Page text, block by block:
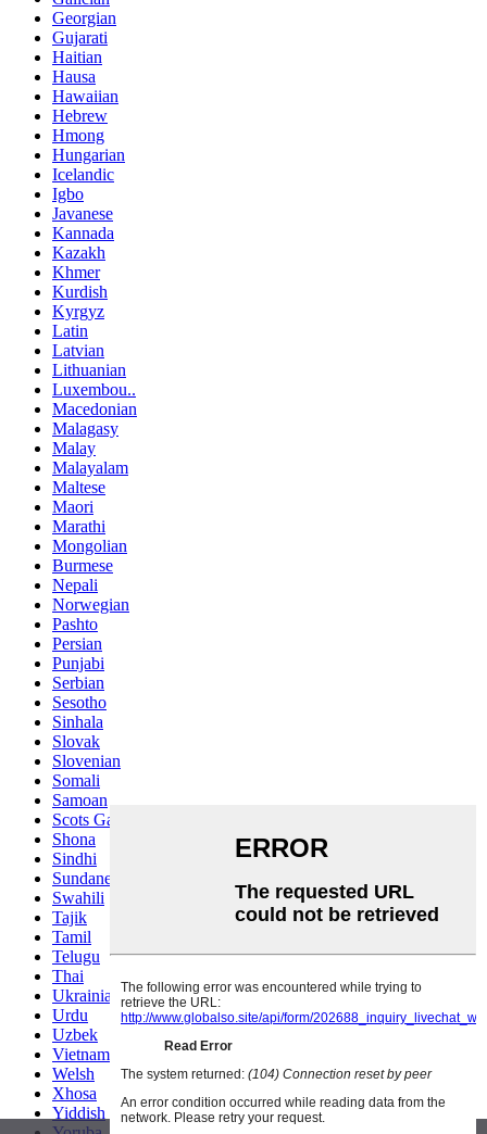
Georgian
Gujarati
Haitian
Hausa
Hawaiian
Hebrew
Hmong
Hungarian
Icelandic
Igbo
Javanese
Kannada
Kazakh
Khmer
Kurdish
Kyrgyz
Latin
Latvian
Lithuanian
Luxembou..
Macedonian
Malagasy
Malay
Malayalam
Maltese
Maori
Marathi
Mongolian
Burmese
Nepali
Norwegian
Pashto
Persian
Punjabi
Serbian
Sesotho
Sinhala
Slovak
Slovenian
Somali
Samoan
Scots Gaelic
Shona
Sindhi
Sundanese
Swahili
Tajik
Tamil
Telugu
Thai
Ukrainian
Urdu
Uzbek
Vietnamese
Welsh
Xhosa
Yiddish